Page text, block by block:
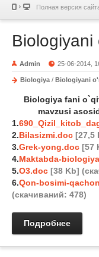
Полная версия
Biologiyani
Admin 25-06-2014,
Biologiya / Biologiyani
Biologiya fani
mavzusi
1.
2.Bilasizmi.doc [27,5
3.Grek-yong.doc [57
4.Maktabda-
5.O3.doc [38 Kb]
6.Qon-bosimi-
(cкачиваний: 478)
Подробнее